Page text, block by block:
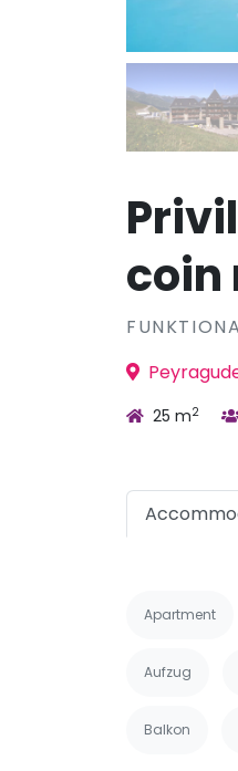
coin
25 m2
Apartment
Aufzug
Balkon